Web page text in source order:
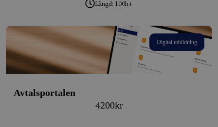
Längd: 100h+
Digital utbildning
Avtalsportalen
4200kr